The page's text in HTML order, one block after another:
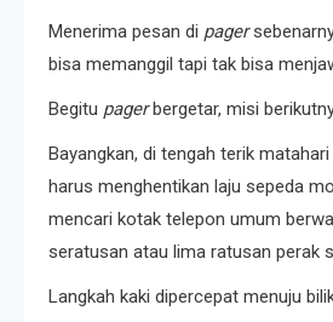
Menerima pesan di pager
bisa memanggil tapi tak bisa
Begitu pagerbergetar, misi
Bayangkan, di tengah terik
harus menghentikan laju sepeda
mencari kotak telepon umum
seratusan atau lima ratusan perak
Langkah kaki dipercepat menuju